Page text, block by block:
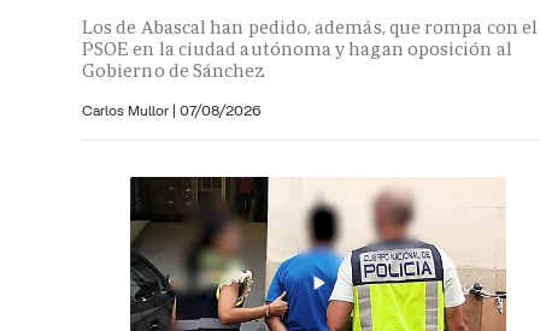
Los de Abascal han pedido, además, que rompa con el
PSOE en la ciudad autónoma y hagan oposición al
Gobierno de Sánchez
Carlos Mullor | 07/08/2026